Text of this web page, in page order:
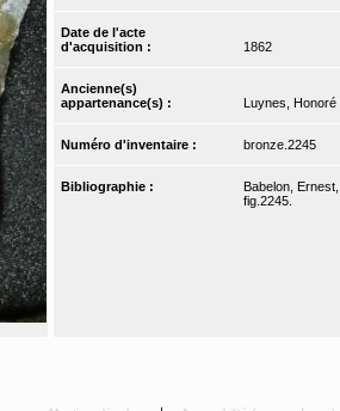
Date de l'acte
d'acquisition :
1862
Ancienne(s)
appartenance(s) :
Luynes, Honoré
Numéro d'inventaire : bronze.2245
Bibliographie :
Babelon,
fig.2245.